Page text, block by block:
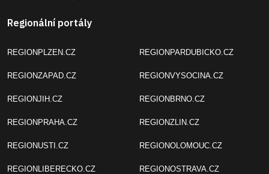
Regionální portály
REGIONPLZEN.CZ
REGIONZAPAD.CZ
REGIONJIH.CZ
REGIONPRAHA.CZ
REGIONUSTI.CZ
REGIONLIBERECKO.CZ
REGIONPARDUBICKO.CZ
REGIONVYSOCINA.CZ
REGIONBRNO.CZ
REGIONZLIN.CZ
REGIONOLOMOUC.CZ
REGIONOSTRAVA.CZ